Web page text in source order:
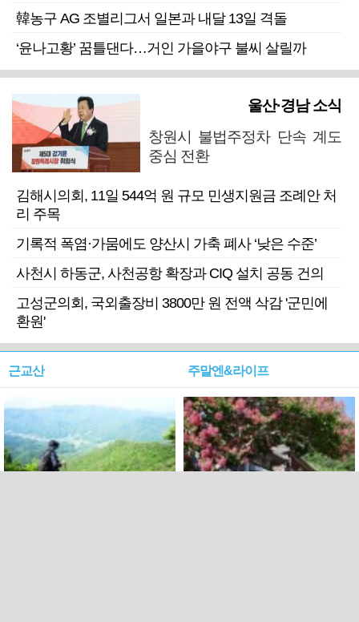
韓농구 AG 조별리그서 일본과 내달 13일 격돌
‘윤나고황’ 꿈틀댄다…거인 가을야구 불씨 살릴까
울산·경남 소식
창원시 불법주정차 단속 계도
중심 전환
김해시의회, 11일 544억 원 규모 민생지원금 조례안 처
리 주목
기록적 폭염·가뭄에도 양산시 가축 폐사 ‘낮은 수준’
사천시 하동군, 사천공항 확장과 CIQ 설치 공동 건의
고성군의회, 국외출장비 3800만 원 전액 삭감 '군민에
환원'
근교산 주말엔&라이프